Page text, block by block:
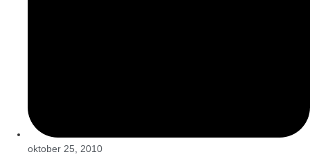
oktober 25, 2010